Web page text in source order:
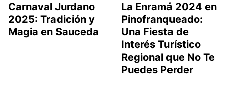
Carnaval Jurdano
2025: Tradición y
Magia en Sauceda
La Enramá 2024 en
Pinofranqueado:
Una Fiesta de
Interés Turístico
Regional que No Te
Puedes Perder